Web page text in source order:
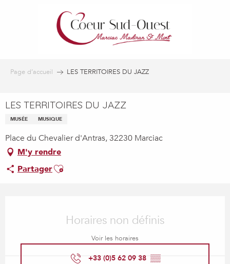
Page d’accueil LES TERRITOIRES DU JAZZ
LES TERRITOIRES DU JAZZ
MUSÉE MUSIQUE
Place du Chevalier d'Antras, 32230 Marciac
M'y rendre
PartagerAjouter aux favoris
Horaires non définis
Voir les horaires
+33 (0)5 62 09 38 ▒▒